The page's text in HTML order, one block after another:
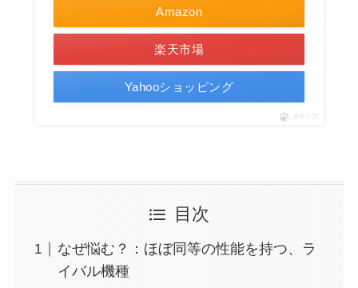
Amazon
楽天市場
Yahooショッピング
ポチップ
目次
なぜ悩む？：ほぼ同等の性能を持つ、ラ
イバル機種